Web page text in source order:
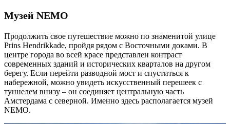
Музей NEMO
Продолжить свое путешествие можно по знаменитой улице
Prins Hendrikkade, пройдя рядом с Восточными доками. В
центре города во всей красе представлен контраст
современных зданий и исторических кварталов на другом
берегу. Если перейти разводной мост и спуститься к
набережной, можно увидеть искусственный перешеек с
туннелем внизу – он соединяет центральную часть
Амстердама с северной. Именно здесь располагается музей
NEMO.